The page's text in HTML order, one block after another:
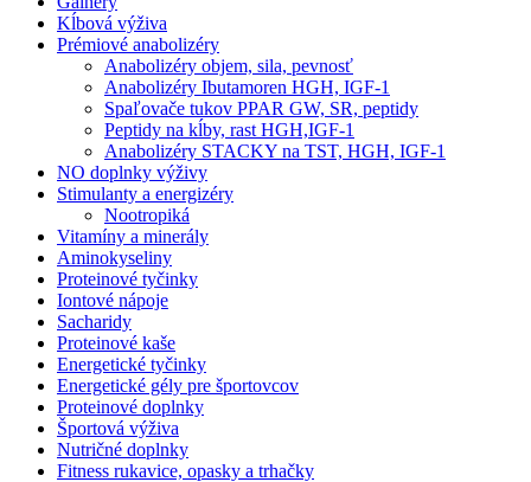
Kĺbová výživa
Prémiové anabolizéry
Anabolizéry objem, sila, pevnosť
Anabolizéry Ibutamoren HGH, IGF-1
Spaľovače tukov PPAR GW, SR, peptidy
Peptidy na kĺby, rast HGH,IGF-1
Anabolizéry STACKY na TST, HGH, IGF-1
NO doplnky výživy
Stimulanty a energizéry
Nootropiká
Vitamíny a minerály
Aminokyseliny
Proteinové tyčinky
Iontové nápoje
Sacharidy
Proteinové kaše
Energetické tyčinky
Energetické gély pre športovcov
Proteinové doplnky
Športová výživa
Nutričné doplnky
Fitness rukavice, opasky a trhačky